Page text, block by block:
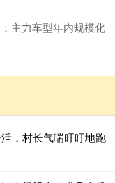
主力车型年内规模化
，村长气喘吁吁地跑